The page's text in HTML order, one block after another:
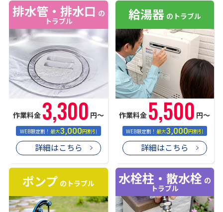
排水管・排水口 の
トラブル
作業料金 3,300 円〜
WEB限定割！最大3,000円割引
詳細はこちら
給湯器 のトラブル
作業料金 5,500 円〜
WEB限定割！最大3,000円割引
詳細はこちら
ポンプ のトラブル 水栓柱・散水栓 の
トラブル